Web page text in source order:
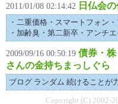
2011/01/08 02:14:42 日仏会
・二重価格・スマートフォン
・加齢臭・第二新卒・アンチ
2009/09/16 00:50:19 債券・
さんの金持ちまっしぐら
ブログ ランダム 続けることが
Copyright (C) 2002-